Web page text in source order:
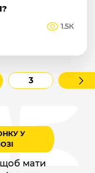
1.5К
3
У
щоб мати